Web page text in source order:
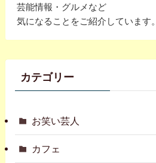
芸能情報・グルメなど
気になることをご紹介しています。
カテゴリー
お笑い芸人
カフェ